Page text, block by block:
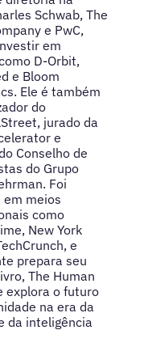
Schwab, The
e PwC,
em
D-Orbit,
e Bloom
Ele é também
do
jurado da
e
Conselho de
do Grupo
Foi
meios
como
New York
e
prepara seu
The Human
explora o futuro
na era da
da inteligência